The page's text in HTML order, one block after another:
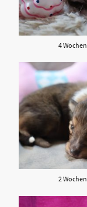
4 Wochen
2 Wochen